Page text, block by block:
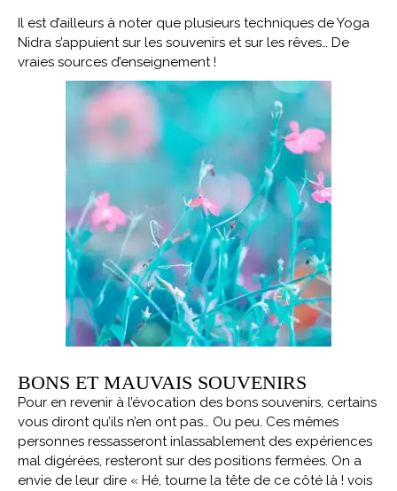
Il est d’ailleurs à noter que plusieurs techniques de Yoga
Nidra s’appuient sur les souvenirs et sur les rêves… De
vraies sources d’enseignement !
BONS ET MAUVAIS SOUVENIRS
Pour en revenir à l’évocation des bons souvenirs, certains
vous diront qu’ils n’en ont pas… Ou peu. Ces mêmes
personnes ressasseront inlassablement des expériences
mal digérées, resteront sur des positions fermées. On a
envie de leur dire « Hé, tourne la tête de ce côté là ! vois